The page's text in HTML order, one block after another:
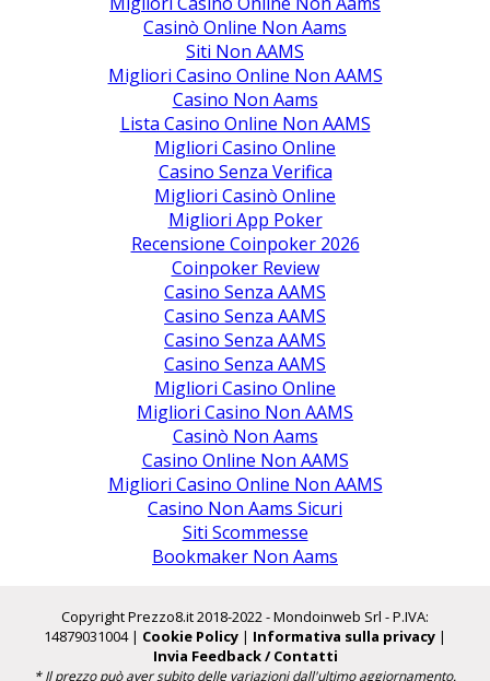
Casinò Online Non Aams
Siti Non AAMS
Migliori Casino Online Non AAMS
Casino Non Aams
Lista Casino Online Non AAMS
Migliori Casino Online
Casino Senza Verifica
Migliori Casinò Online
Migliori App Poker
Recensione Coinpoker 2026
Coinpoker Review
Casino Senza AAMS
Casino Senza AAMS
Casino Senza AAMS
Casino Senza AAMS
Migliori Casino Online
Migliori Casino Non AAMS
Casinò Non Aams
Casino Online Non AAMS
Migliori Casino Online Non AAMS
Casino Non Aams Sicuri
Siti Scommesse
Bookmaker Non Aams
Copyright Prezzo8.it 2018-2022 - Mondoinweb Srl - P.IVA:
14879031004 | Cookie Policy | Informativa sulla privacy |
Invia Feedback / Contatti
* Il prezzo può aver subito delle variazioni dall'ultimo aggiornamento.